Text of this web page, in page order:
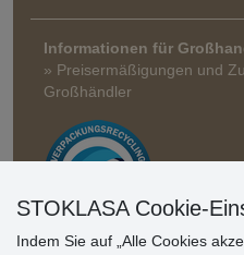
Informationen für
» Preisermäßigungen und
Großhändler
STOKLASA Cookie-
Indem Sie auf „Alle Cookies